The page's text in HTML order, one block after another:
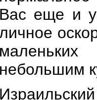
Вас еще и
небольшим